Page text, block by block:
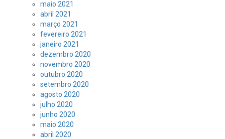
maio 2021
abril 2021
março 2021
fevereiro 2021
janeiro 2021
dezembro 2020
novembro 2020
outubro 2020
setembro 2020
agosto 2020
julho 2020
junho 2020
maio 2020
abril 2020